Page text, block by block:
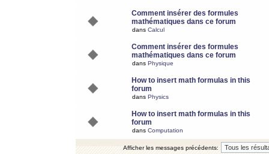
Comment insérer des formules
mathématiques dans ce forum
dans Calcul
Comment insérer des formules
mathématiques dans ce forum
dans Physique
How to insert math formulas in this
forum
dans Physics
How to insert math formulas in this
forum
dans Computation
Afficher les messages précédents: